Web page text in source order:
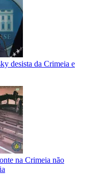
desista da Crimeia e
na Crimeia não